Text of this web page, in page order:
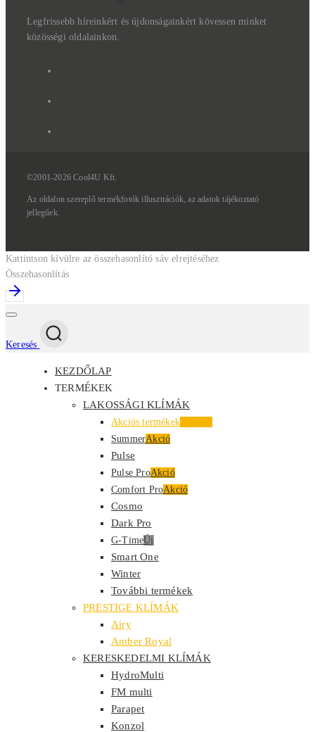
Legfrissebb híreinkért és újdonságainkért kövessen minket
közösségi oldalainkon.
©2001-2026 Cool4U Kft.
Az oldalonszereplőtermékfotókillusztrációk,azadatoktájékoztató
jellegűek.
Kattintson kívülre az összehasonlító sáv elrejtéséhez
Összehasonlítás
Keresés
KEZDŐLAP
TERMÉKEK
LAKOSSÁGI KLÍMÁK
Akciós termékek
SummerAkció
Pulse
Pulse ProAkció
Comfort ProAkció
Cosmo
Dark Pro
G-TimeÚj
Smart One
Winter
További termékek
PRESTIGE KLÍMÁK
Airy
Amber Royal
KERESKEDELMI KLÍMÁK
HydroMulti
FM multi
Parapet
Konzol